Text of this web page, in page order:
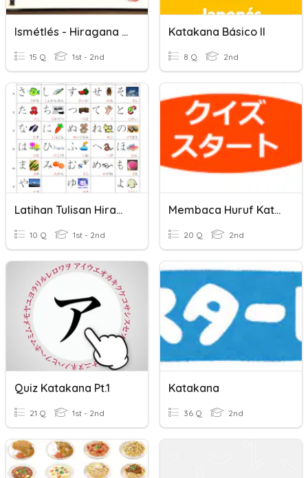
Ismétlés - Hiragana Katakana
15 Q 1st - 2nd
Katakana Básico II
8 Q 2nd
Latihan Tulisan Hiragana Dan Katakana
10 Q 1st - 2nd
Membaca Huruf Katakana
20 Q 2nd
Quiz Katakana Pt.1
21 Q 1st - 2nd
Katakana
36 Q 2nd